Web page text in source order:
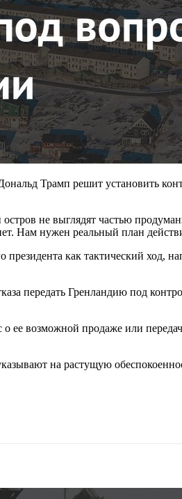
Трамп решит установить
остров не выглядят частью
Нам нужен реальный план
как тактический ход,
передать Гренландию под
о ее возможной продаже или
на растущую